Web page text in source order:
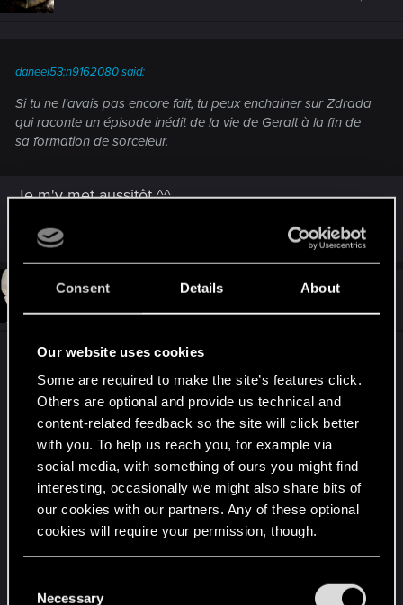
Consent Details About
Our website uses cookies
Some are required to make the site’s features click.
Others are optional and provide us technical and
content-related feedback so the site will click better
with you. To help us reach you, for example via
social media, with something of ours you might find
interesting, occasionally we might also share bits of
our cookies with our partners. Any of these optional
cookies will require your permission, though.
and tweak your preferences regarding them in the
Necessary
o
daneel53;n9162080 said:
Si tu ne l'avais pas encore fait, tu peux enchainer sur Zdrada
qui raconte un épisode inédit de la vie de Geralt à la fin de
sa formation de sorceleur.
Je m'y met aussitôt ^^
daneel53
Et bien entendu le must c'est de lire les deux
nouvelles de Sapkowski inédites officiellement en
français,La Route sans Retourdont est tiré Droga
bez Powrotu etQuelque chose s'achève,
Quelque chose commence. L'avais-tu fait
auparavant ?
Sinon je vois que tu es modérateur. Peux-tu me
confirmer que la fonction "S'abonner" ne
fonctionne pas ?
Last edited:Jul 17, 2017